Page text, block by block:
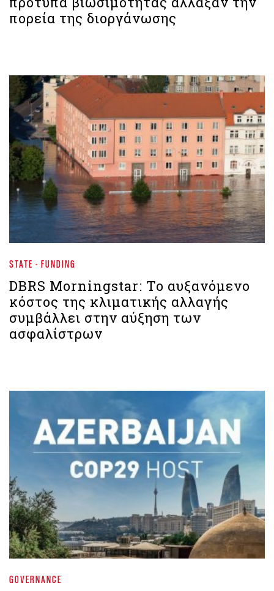
πορεία της διοργάνωσης
STATE - FUNDING
DBRS Morningstar: Το αυξανόμενο
κόστος της κλιματικής αλλαγής
συμβάλλει στην αύξηση των
ασφαλίστρων
GOVERNANCE